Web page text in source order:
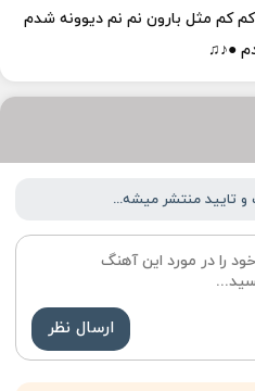
کم مثل بارون نم نم دیوونه شدم
●♪♫
و تایید منتشر میشه...
ارسال نظر